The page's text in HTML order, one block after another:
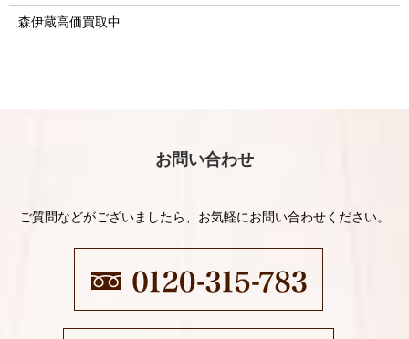
森伊蔵高価買取中
お問い合わせ
ご質問などがございましたら、お気軽にお問い合わせください。